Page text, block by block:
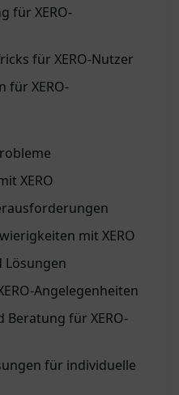
für XERO-
für XERO-Nutzer
für XERO-
XERO
mit XERO
Lösungen
Angelegenheiten
für XERO-
für individuelle